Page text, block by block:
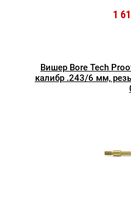
1
Вишер Bore Tech
калибр .243/6 мм,